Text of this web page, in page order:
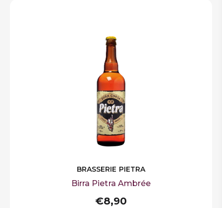
BRASSERIE PIETRA
Birra Pietra Ambrée
€8,90